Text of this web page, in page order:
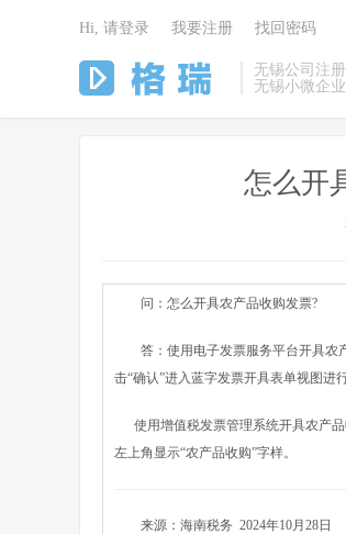
无锡公司注册
无锡小微企
Hi, 请登录 我要注册 找回密码
怎么开
问：怎么开具农产品收购发票?
答：使用电子发票服务平台开具农产
击“确认”进入蓝字发票开具表单视图进
使用增值税发票管理系统开具农产品
左上角显示“农产品收购”字样。
来源：海南税务 2024年10月28日